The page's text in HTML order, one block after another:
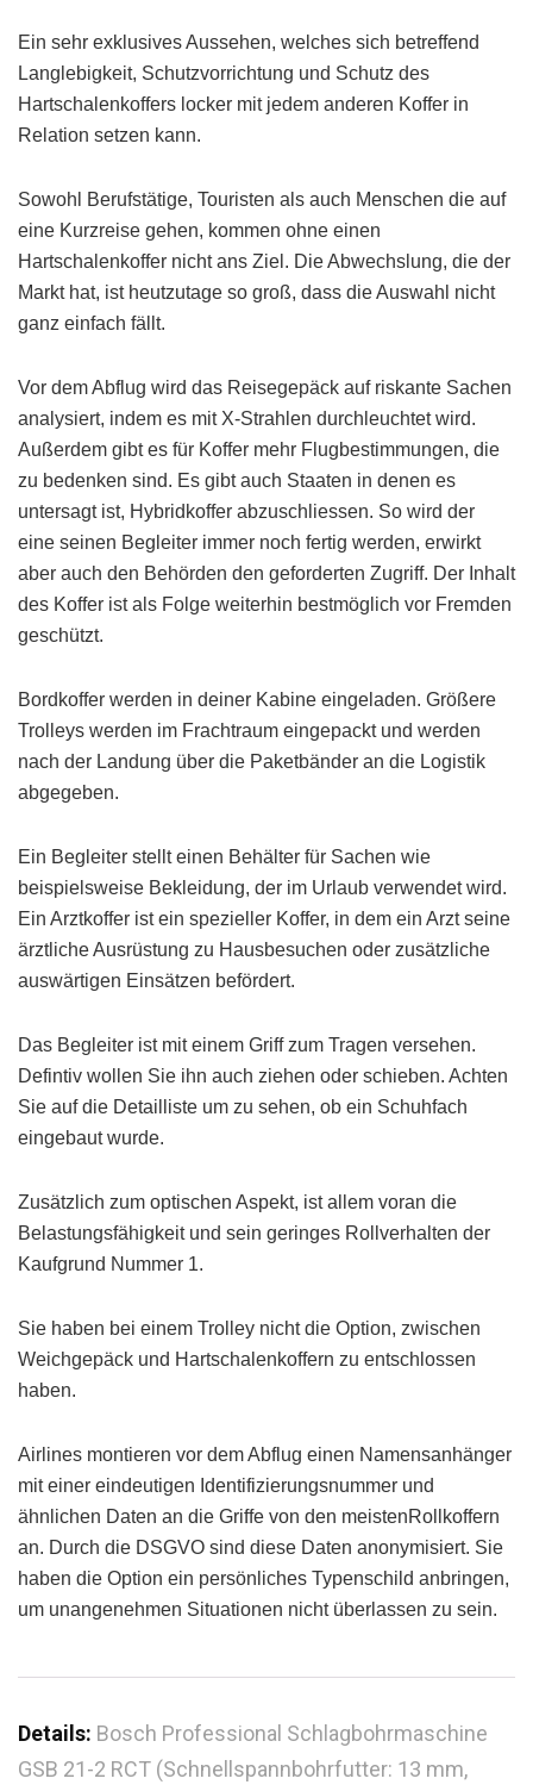
Ein sehr exklusives Aussehen, welches sich betreffend
Langlebigkeit, Schutzvorrichtung und Schutz des
Hartschalenkoffers locker mit jedem anderen Koffer in
Relation setzen kann.
Sowohl Berufstätige, Touristen als auch Menschen die auf
eine Kurzreise gehen, kommen ohne einen
Hartschalenkoffer nicht ans Ziel. Die Abwechslung, die der
Markt hat, ist heutzutage so groß, dass die Auswahl nicht
ganz einfach fällt.
Vor dem Abflug wird das Reisegepäck auf riskante Sachen
analysiert, indem es mit X-Strahlen durchleuchtet wird.
Außerdem gibt es für Koffer mehr Flugbestimmungen, die
zu bedenken sind. Es gibt auch Staaten in denen es
untersagt ist, Hybridkoffer abzuschliessen. So wird der
eine seinen Begleiter immer noch fertig werden, erwirkt
aber auch den Behörden den geforderten Zugriff. Der Inhalt
des Koffer ist als Folge weiterhin bestmöglich vor Fremden
geschützt.
Bordkoffer werden in deiner Kabine eingeladen. Größere
Trolleys werden im Frachtraum eingepackt und werden
nach der Landung über die Paketbänder an die Logistik
abgegeben.
Ein Begleiter stellt einen Behälter für Sachen wie
beispielsweise Bekleidung, der im Urlaub verwendet wird.
Ein Arztkoffer ist ein spezieller Koffer, in dem ein Arzt seine
ärztliche Ausrüstung zu Hausbesuchen oder zusätzliche
auswärtigen Einsätzen befördert.
Das Begleiter ist mit einem Griff zum Tragen versehen.
Defintiv wollen Sie ihn auch ziehen oder schieben. Achten
Sie auf die Detailliste um zu sehen, ob ein Schuhfach
eingebaut wurde.
Zusätzlich zum optischen Aspekt, ist allem voran die
Belastungsfähigkeit und sein geringes Rollverhalten der
Kaufgrund Nummer 1.
Sie haben bei einem Trolley nicht die Option, zwischen
Weichgepäck und Hartschalenkoffern zu entschlossen
haben.
Airlines montieren vor dem Abflug einen Namensanhänger
mit einer eindeutigen Identifizierungsnummer und
ähnlichen Daten an die Griffe von den meistenRollkoffern
an. Durch die DSGVO sind diese Daten anonymisiert. Sie
haben die Option ein persönliches Typenschild anbringen,
um unangenehmen Situationen nicht überlassen zu sein.
Details: Bosch Professional Schlagbohrmaschine
GSB 21-2 RCT (Schnellspannbohrfutter: 13 mm,